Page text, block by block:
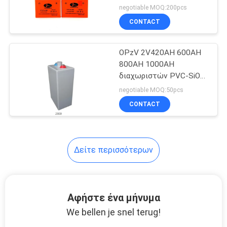
Μπροστινή τελική
μπαταρία
Opzv σωληνωτό
μοτοσικλετών κύκλων
μολύβδου
negotiable MOQ:200pcs
CONTACT
OPzV 2V420AH 600AH
800AH 1000AH
διαχωριστών PVC-SiO2
σωληνοειδείς
πηκτωμάτων όξινες
επαναφορτιζόμενες
μόνες
negotiable MOQ:50pcs
CONTACT
Δείτε περισσότερων
Αφήστε ένα μήνυμα
We bellen je snel terug!